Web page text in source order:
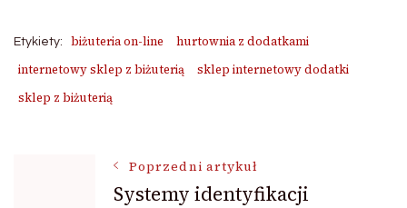
Etykiety: biżuteria on-line
hurtownia z dodatkami
internetowy sklep z biżuterią
sklep internetowy dodatki
sklep z biżuterią
NawigacjaPoprzedni artykuł
Systemy identyfikacji